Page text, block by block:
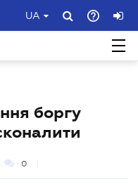
UA
боргу
0